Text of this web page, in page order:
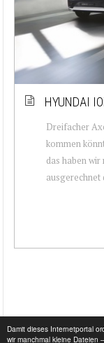
Damit dieses Internetportal
wir manchmal kleine Dateien
HYUNDAI
Dreifacher
kommen
das haben
ausgerechnet